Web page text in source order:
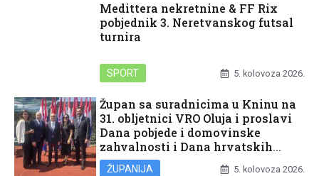
Medittera nekretnine & FF Rix
pobjednik 3. Neretvanskog futsal
turnira
SPORT 5. kolovoza 2026.
Župan sa suradnicima u Kninu na
31. obljetnici VRO Oluja i proslavi
Dana pobjede i domovinske
zahvalnosti i Dana hrvatskih
branitelja
ŽUPANIJA 5. kolovoza 2026.